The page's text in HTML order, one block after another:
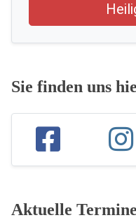
Sie finden uns
Aktuelle